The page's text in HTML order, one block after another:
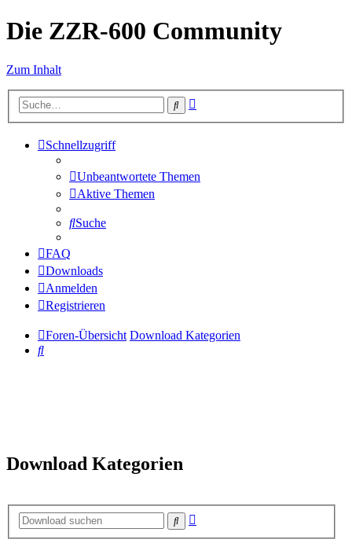
Die ZZR-600 Community
Zum Inhalt
Suche
Schnellzugriff
Unbeantwortete Themen
Aktive Themen
Suche
FAQ
Downloads
Anmelden
Registrieren
Foren-Übersicht Download Kategorien
Suche
Download Kategorien
Suche